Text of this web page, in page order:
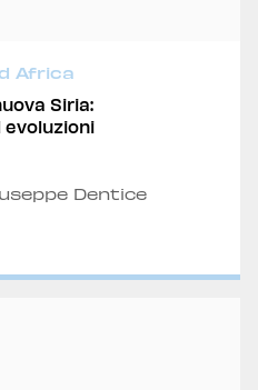
Africa
Siria:
Dentice